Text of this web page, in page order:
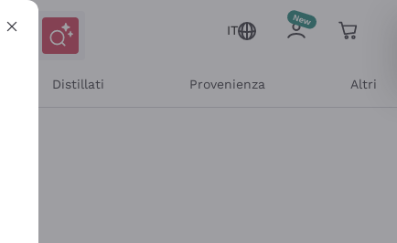
IT
Distillati Provenienza Altri